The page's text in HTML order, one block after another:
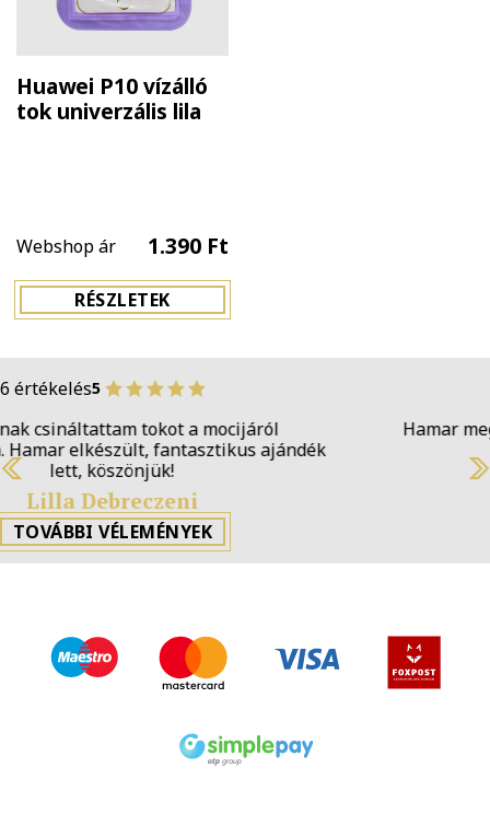
Huawei P10 vízálló
tok univerzális lila
Webshop ár 1.390 Ft
RÉSZLETEK
6 értékelés5
Hamar megkaptam a KING tokomat, köszönöm a
munkátokat!
Szabolcs Fehér
Previous
TOVÁBBI VÉLEMÉNYEK